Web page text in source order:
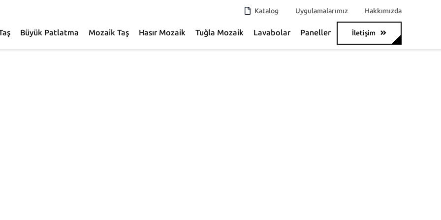
Katalog Uygulamalarımız Hakkımızda
Büyük Patlatma Mozaik Taş Hasır Mozaik Tuğla Mozaik Lavabolar Paneller İletişim